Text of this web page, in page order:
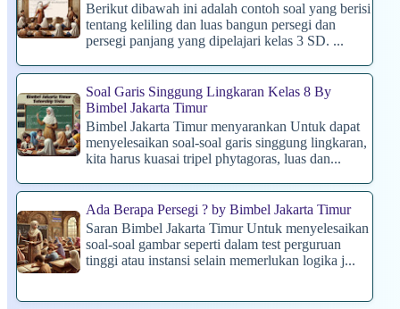
Berikut dibawah ini adalah contoh soal yang berisi
tentang keliling dan luas bangun persegi dan
persegi panjang yang dipelajari kelas 3 SD. ...
Soal Garis Singgung Lingkaran Kelas 8 By
Bimbel Jakarta Timur
Bimbel Jakarta Timur menyarankan Untuk dapat
menyelesaikan soal-soal garis singgung lingkaran,
kita harus kuasai tripel phytagoras, luas dan...
Ada Berapa Persegi ? by Bimbel Jakarta Timur
Saran Bimbel Jakarta Timur Untuk menyelesaikan
soal-soal gambar seperti dalam test perguruan
tinggi atau instansi selain memerlukan logika j...